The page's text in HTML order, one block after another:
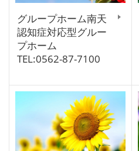
グループホーム南天
認知症対応型グルー
プホーム
TEL:0562-87-7100